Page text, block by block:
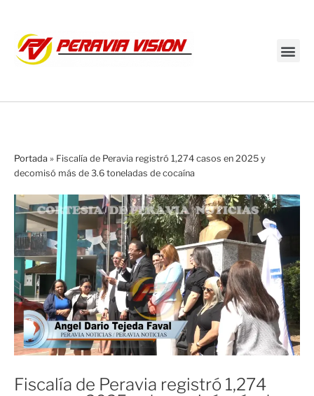
Portada » Fiscalía de Peravia registró 1,274 casos en 2025 y
decomisó más de 3.6 toneladas de cocaína
Fiscalía de Peravia registró 1,274